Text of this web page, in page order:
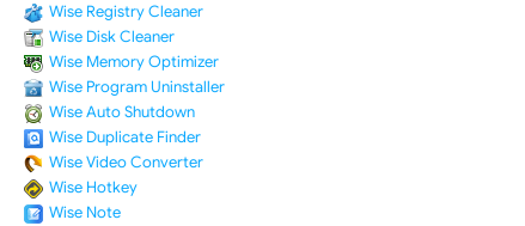
Wise Registry Cleaner
Wise Disk Cleaner
Wise Memory Optimizer
Wise Program Uninstaller
Wise Auto Shutdown
Wise Duplicate Finder
Wise Video Converter
Wise Hotkey
Wise Note